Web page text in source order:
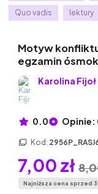
Quo vadis lektury
Motyw
egzamin
Karolina Fijoł
0.0 Opinie:
Kod:
7,00 zł
Najniższa cena sprzed